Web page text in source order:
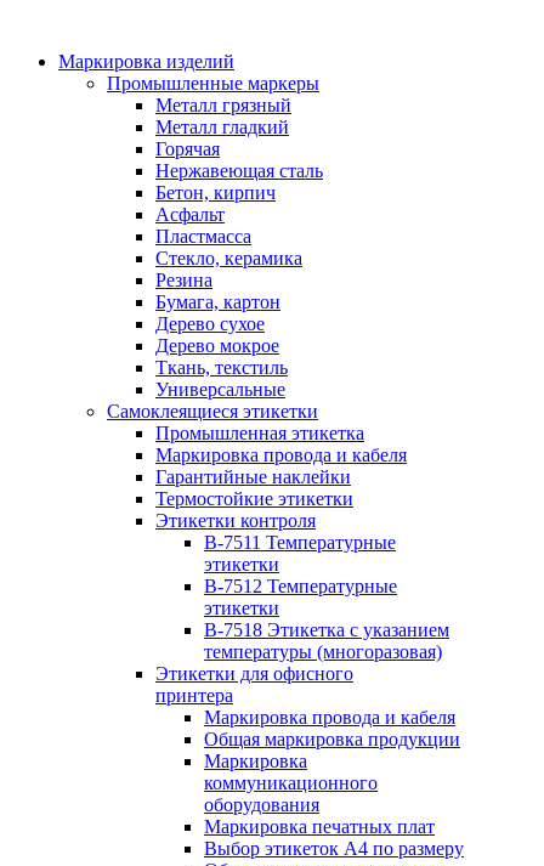
Маркировка изделий
Промышленные маркеры
Металл грязный
Металл гладкий
Горячая
Нержавеющая сталь
Бетон, кирпич
Асфальт
Пластмасса
Стекло, керамика
Резина
Бумага, картон
Дерево сухое
Дерево мокрое
Ткань, текстиль
Универсальные
Самоклеящиеся этикетки
Промышленная этикетка
Маркировка провода и кабеля
Гарантийные наклейки
Термостойкие этикетки
Этикетки контроля
B-7511 Температурные
этикетки
B-7512 Температурные
этикетки
B-7518 Этикетка с указанием
температуры (многоразовая)
Этикетки для офисного
принтера
Маркировка провода и кабеля
Общая маркировка продукции
Маркировка
коммуникационного
оборудования
Маркировка печатных плат
Выбор этикеток А4 по размеру